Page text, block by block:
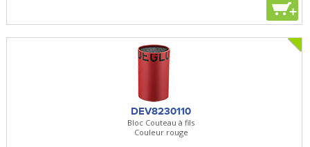
+
DEV8230110
Bloc Couteau à fils
Couleur rouge